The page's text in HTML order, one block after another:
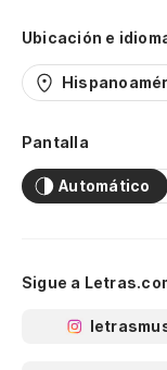
Ubicación e
Pantalla
Automático
Sigue a